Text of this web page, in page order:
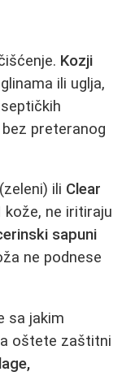
Kozji
ili uglja,
preteranog
(zeleni) ili Clear
ne iritiraju
sapuni
ne podnese
sa jakim
oštete zaštitni